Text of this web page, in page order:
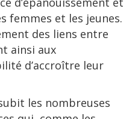
femmes et les jeunes.
des liens entre
ainsi aux
d’accroître leur
les nombreuses